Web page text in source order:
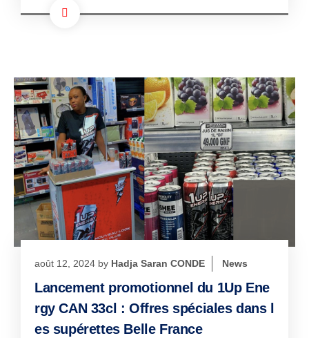
août 12, 2024 by Hadja Saran CONDE News
Lancement promotionnel du 1Up Ene
rgy CAN 33cl : Offres spéciales dans l
es supérettes Belle France